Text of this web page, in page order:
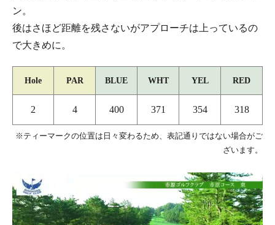
ン。
後はさほど距離を残さないがアプローチは上っているの
で大きめに。
Hole PAR BLUE WHT YEL RED
2 4 400 371 354 318
※ティーマークの位置は日々変わるため、表記通りではない場合がご
ざいます。